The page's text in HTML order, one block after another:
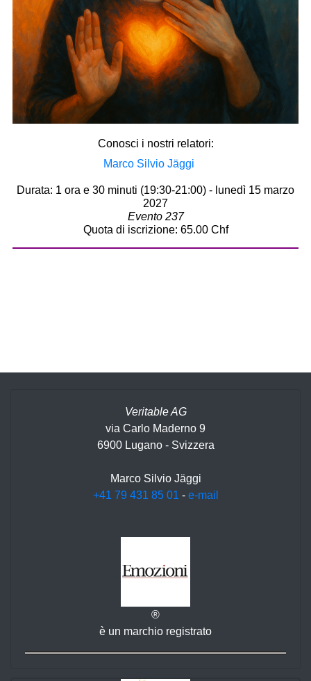
Conosci i nostri relatori:
Marco Silvio Jäggi
Durata: 1 ora e 30 minuti (19:30-21:00) - lunedì 15 marzo
2027
Evento 237
Quota di iscrizione: 65.00 Chf
Veritable AG
via Carlo Maderno 9
6900 Lugano - Svizzera
Marco Silvio Jäggi
+41 79 431 85 01 - e-mail
®
è un marchio registrato